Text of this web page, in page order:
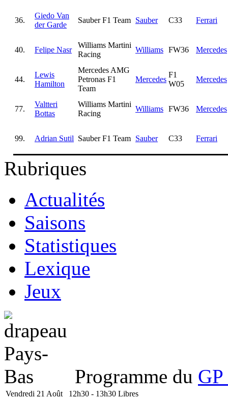
36.
Giedo Van
der Garde
Sauber F1 Team Sauber C33 Ferrari
40. Felipe Nasr
Williams Martini
Racing
Williams FW36 Mercedes
44.
Lewis
Hamilton
Mercedes AMG
Petronas F1
Team
Mercedes
F1
W05
Mercedes
77.
Valtteri
Bottas
Williams Martini
Racing
Williams FW36 Mercedes
99. Adrian Sutil Sauber F1 Team Sauber C33 Ferrari
Rubriques
Actualités
Saisons
Statistiques
Lexique
Jeux
Programme du
Vendredi 21 Août 12h30 - 13h30 Libres